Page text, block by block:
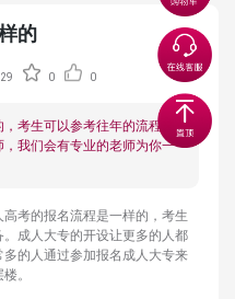
的
0 0
考生可以参考往年的流程来
我们会有专业的老师为你一
考的报名流程是一样的，考生
成人大专的开设让更多的人都
的人通过参加报名成人大专来
。